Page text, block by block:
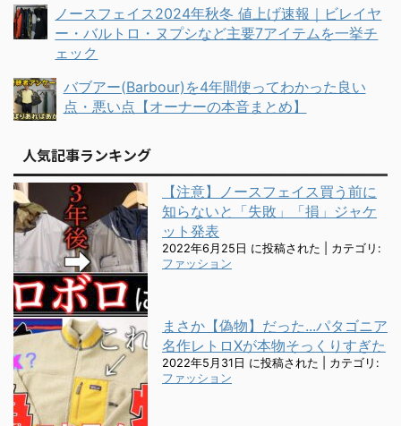
ノースフェイス2024年秋冬 値上げ速報｜ビレイヤ
ー・バルトロ・ヌプシなど主要7アイテムを一挙チ
ェック
バブアー(Barbour)を4年間使ってわかった良い
点・悪い点【オーナーの本音まとめ】
人気記事ランキング
【注意】ノースフェイス買う前に
知らないと「失敗」「損」ジャケ
ット発表
2022年6月25日 に投稿された
カテゴリ:
ファッション
まさか【偽物】だった...パタゴニア
名作レトロXが本物そっくりすぎた
2022年5月31日 に投稿された
カテゴリ:
ファッション